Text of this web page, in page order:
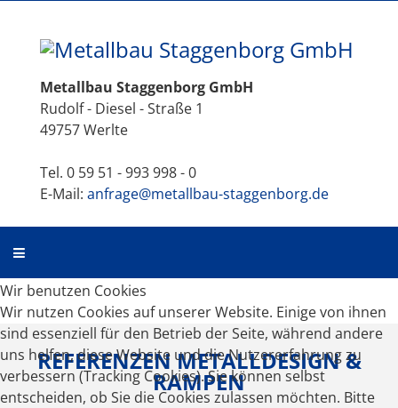
Metallbau Staggenborg GmbH
Rudolf - Diesel - Straße 1
49757 Werlte
Tel. 0 59 51 - 993 998 - 0
E-Mail: anfrage@metallbau-staggenborg.de
REFERENZEN METALLDESIGN &
RAMPEN
Wir benutzen Cookies
Wir nutzen Cookies auf unserer Website. Einige von ihnen
sind essenziell für den Betrieb der Seite, während andere
uns helfen, diese Website und die Nutzererfahrung zu
verbessern (Tracking Cookies). Sie können selbst
entscheiden, ob Sie die Cookies zulassen möchten. Bitte